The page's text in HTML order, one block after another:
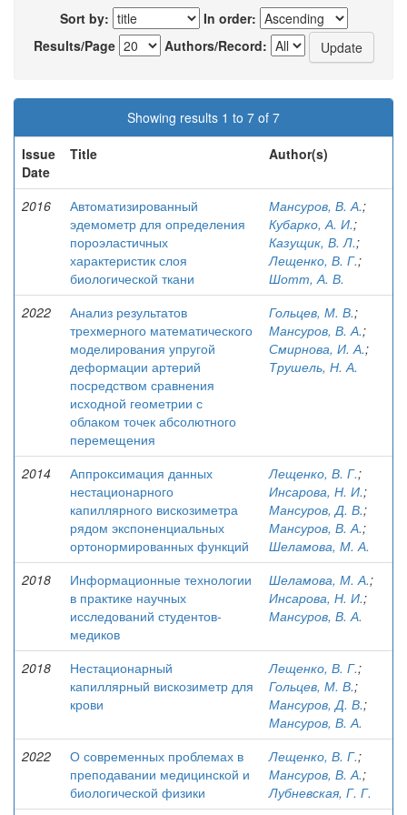
Sort by:
In order:
Results/Page
Authors/Record:
Showing results 1 to 7 of 7
Issue
Date
Title Author(s)
2016
Автоматизированный
эдемометр для определения
пороэластичных
характеристик слоя
биологической ткани
Мансуров, В. А.;
Кубарко, А. И.;
Казущик, В. Л.;
Лещенко, В. Г.;
Шотт, А. В.
2022
Анализ результатов
трехмерного математического
моделирования упругой
деформации артерий
посредством сравнения
исходной геометрии с
облаком точек абсолютного
перемещения
Гольцев, М. В.;
Мансуров, В. А.;
Смирнова, И. А.;
Трушель, Н. А.
2014
Аппроксимация данных
нестационарного
капиллярного вискозиметра
рядом экспоненциальных
ортонормированных функций
Лещенко, В. Г.;
Инсарова, Н. И.;
Мансуров, Д. В.;
Мансуров, В. А.;
Шеламова, М. А.
2018
Информационные технологии
в практике научных
исследований студентов-
медиков
Шеламова, М. А.;
Инсарова, Н. И.;
Мансуров, В. А.
2018
Нестационарный
капиллярный вискозиметр для
крови
Лещенко, В. Г.;
Гольцев, М. В.;
Мансуров, Д. В.;
Мансуров, В. А.
2022
О современных проблемах в
преподавании медицинской и
биологической физики
Лещенко, В. Г.;
Мансуров, В. А.;
Лубневская, Г. Г.